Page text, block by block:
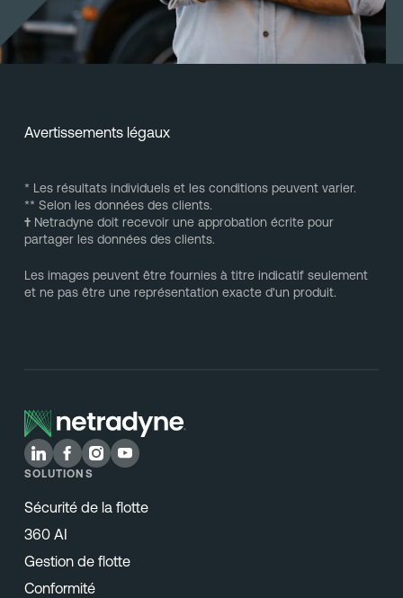
Avertissements légaux
* Les résultats individuels et les conditions peuvent varier.
** Selon les données des clients.
†Netradyne doit recevoir une approbation écrite pour
partager les données des clients.
Les images peuvent être fournies à titre indicatif seulement
et ne pas être une représentation exacte d'un produit.
SOLUTIONS
Sécurité de la flotte
360 AI
Gestion de flotte
Conformité